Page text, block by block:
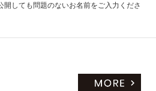
開しても問題のないお名前をご入力くださ